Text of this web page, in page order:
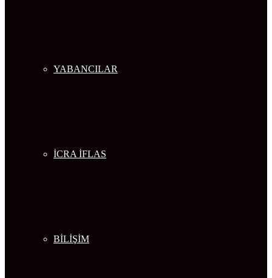
YABANCILAR
İCRA İFLAS
BİLİŞİM